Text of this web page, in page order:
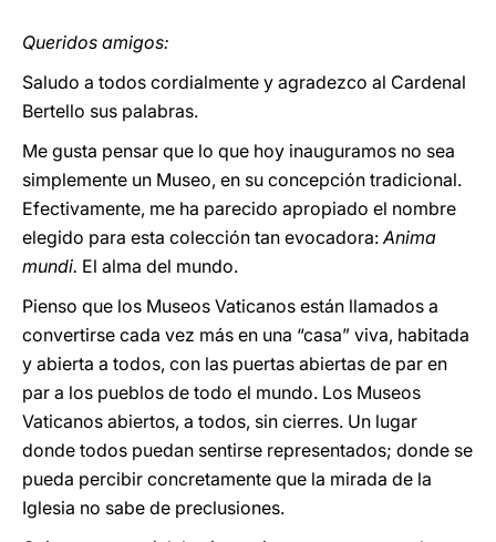
Queridos amigos:
Saludo a todos cordialmente y agradezco al Cardenal
Bertello sus palabras.
Me gusta pensar que lo que hoy inauguramos no sea
simplemente un Museo, en su concepción tradicional.
Efectivamente, me ha parecido apropiado el nombre
elegido para esta colección tan evocadora:Anima
mundi. El alma del mundo.
Pienso que los Museos Vaticanos están llamados a
convertirse cada vez más en una “casa” viva, habitada
y abierta a todos, con las puertas abiertas de par en
par a los pueblos de todo el mundo. Los Museos
Vaticanos abiertos, a todos, sin cierres. Un lugar
donde todos puedan sentirse representados; donde se
pueda percibir concretamente que la mirada de la
Iglesia no sabe de preclusiones.